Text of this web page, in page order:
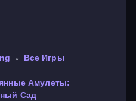
» Все Игры
Амулеты:
Сад